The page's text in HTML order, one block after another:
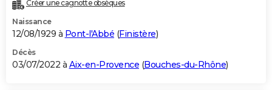
Créer une cagnotte obsèques
Naissance
12/08/1929 à Pont-l'Abbé (Finistère)
Décès
03/07/2022 à Aix-en-Provence (Bouches-du-Rhône)